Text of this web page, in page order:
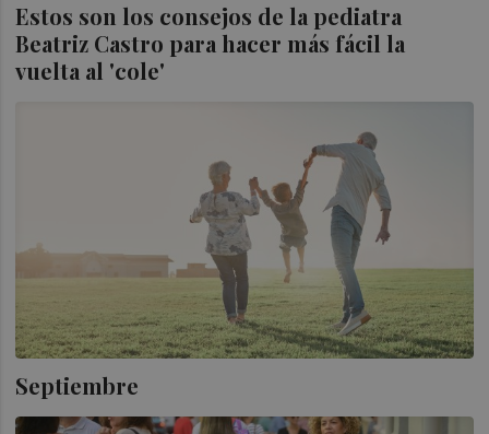
Estos son los consejos de la pediatra
Beatriz Castro para hacer más fácil la
vuelta al 'cole'
Septiembre